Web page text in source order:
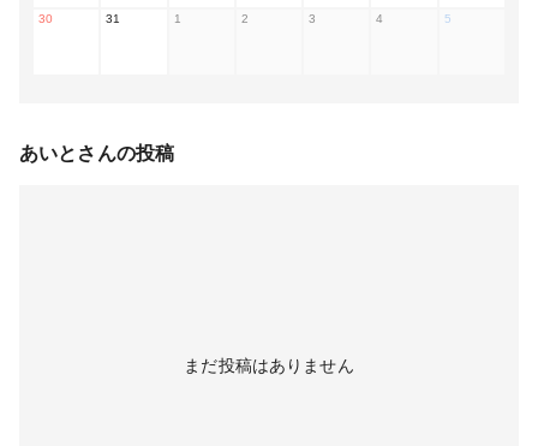
30 31 1 2 3 4 5
あいと さんの投稿
まだ投稿はありません